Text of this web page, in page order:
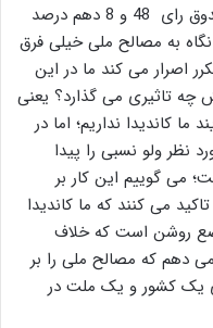
مصباحی مقدم ادامه داد: اینکه پای صندوق رای 48 و 8 دهم درصد
نگاه به مصالح ملی خیلی فرق
اصرار می کند ما در این
چه تاثیری می گذارد؟ یعنی
کاندیدا نداریم؛ اما در
نظر ولو نسبی را پیدا
می گوییم این کار بر
می کنند که ما کاندیدا
روشن است که خلاف
دهم که مصالح ملی را بر
یک کشور و یک ملت در